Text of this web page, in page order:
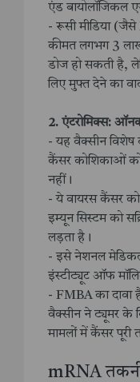
एंड बायोलॉजिकल
- रूसी मीडिया
कीमत लगभग 3
डोज हो सकती है,
लिए मुफ्त देने का
2. एंटरोमिक्स:
- यह वैक्सीन विशेष
कैंसर कोशिकाओं को
नहीं।
- ये वायरस कैंसर
इम्यून सिस्टम को
लड़ता है।
- इसे नेशनल मेडिकल
इंस्टीट्यूट ऑफ
- FMBA का दावा
वैक्सीन ने ट्यूमर के
मामलों में कैंसर
mRNA